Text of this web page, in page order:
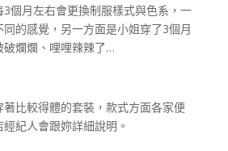
3個月左右會更換制服樣式與色系，一
的感覺，另一方面是小姐穿了3個月
破爛爛、哩哩辣辣了…
比較得體的套裝，款式方面各家便
紀人會跟妳詳細說明。